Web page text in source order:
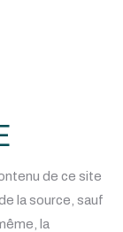
de ce site
la source, sauf
la